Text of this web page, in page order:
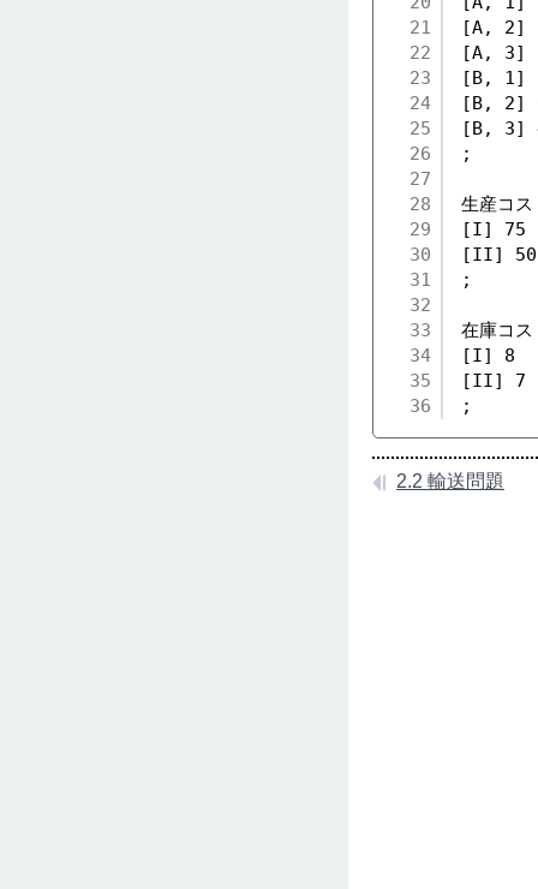
21
22
23
24
25
26
27
28
29
30
31
32
33
34
35
36
[A, 2]
[A, 3]
[B, 1]
[B, 2]
[B, 3]
;
生産コ
[I] 75
[II] 50
;
在庫コ
[I] 8
[II] 7
;
2.2 輸送問題